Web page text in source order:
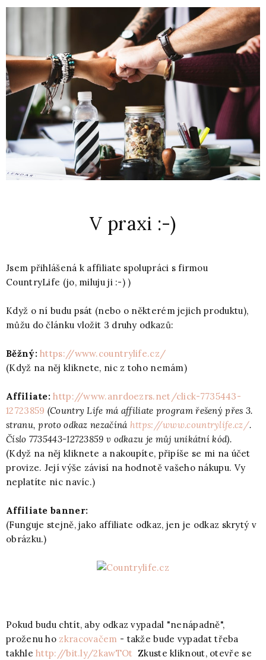
V praxi :-)
Jsem přihlášená k affiliate spolupráci s firmou
CountryLife (jo, miluju ji :-) )
Když o ní budu psát (nebo o některém jejich produktu),
můžu do článku vložit 3 druhy odkazů:
Běžný: https://www.countrylife.cz/
(Když na něj kliknete, nic z toho nemám)
Affiliate: http://www.anrdoezrs.net/click-7735443-
12723859 (Country Life má affiliate program řešený přes 3.
stranu, proto odkaz nezačíná https://www.countrylife.cz/.
Číslo 7735443-12723859 v odkazu je můj unikátní kód).
(Když na něj kliknete a nakoupíte, připíše se mi na účet
provize. Její výše závisí na hodnotě vašeho nákupu. Vy
neplatíte nic navíc.)
Affiliate banner:
(Funguje stejně, jako affiliate odkaz, jen je odkaz skrytý v
obrázku.)
Pokud budu chtít, aby odkaz vypadal "nenápadně",
proženu ho zkracovačem - takže bude vypadat třeba
takhlehttp://bit.ly/2kawTOt Zkuste kliknout, otevře se